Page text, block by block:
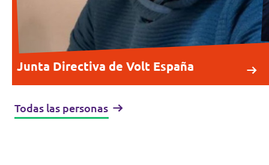
Junta Directiva de Volt España
Todas las personas